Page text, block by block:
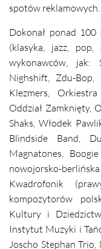
spotów reklamowych.
Dokonał ponad
(klasyka, jazz,
wykonawców, jak:
Nighshift, Zdu-
Klezmers,
Oddział Zamknięty,
Shaks, Włodek
Blindside Band,
Magnatones,
nowojorsko-
Kwadrofonik
kompozytorów
Kultury i
Instytut Muzyki i
Joscho Stephan Trio,